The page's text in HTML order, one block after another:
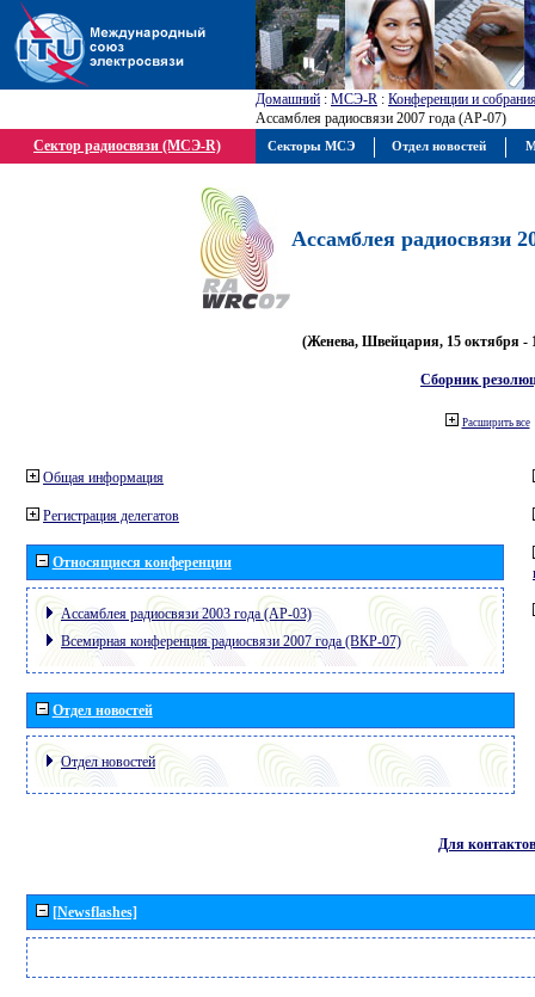
Домашний : МСЭ-R : Конференции и
Ассамблея радиосвязи 2007 года (АР-07)
Сектор радиосвязи (МСЭ-R)
Ассамблея радиосвязи
(Женева, Швейцария, 15 октября -
Сборник
Расширить все
Общая информация
Регистрация делегатов
Относящиеся конференции
Ассамблея радиосвязи 2003 года (АР-03)
Всемирная конференция радиосвязи 2007 года (ВКР-07)
Отдел новостей
Отдел новостей
Для контактов
[Newsflashes]
Секторы МСЭ Отдел новостей